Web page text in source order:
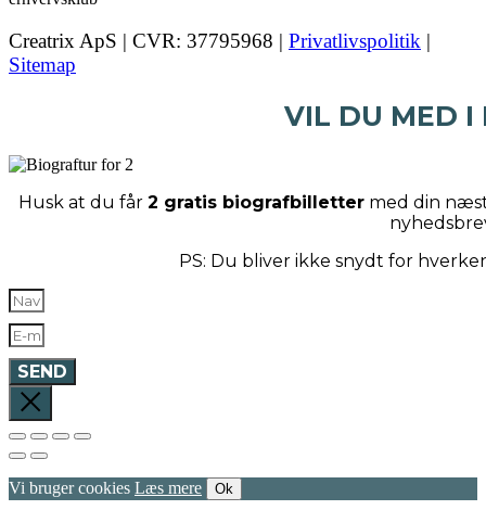
Creatrix ApS | CVR: 37795968 | Privatlivspolitik |
Sitemap
VIL DU MED I
Husk at du får 2 gratis biografbillettermed din
PS: Du bliver ikke snydt for
SEND
Vi bruger cookies Læs mere Ok